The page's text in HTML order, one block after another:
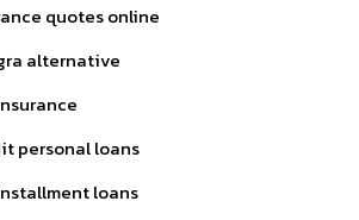
quotes online
alternative
personal loans
loans